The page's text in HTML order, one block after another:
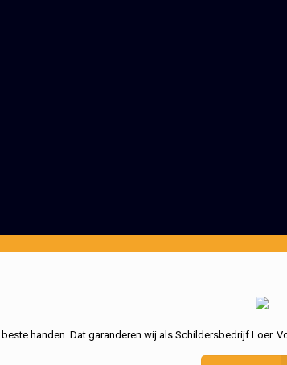
handen. Dat garanderen wij als Schildersbedrijf